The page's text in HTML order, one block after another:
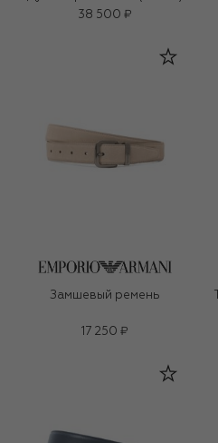
38 500 ₽
Замшевый ремень
17 250 ₽